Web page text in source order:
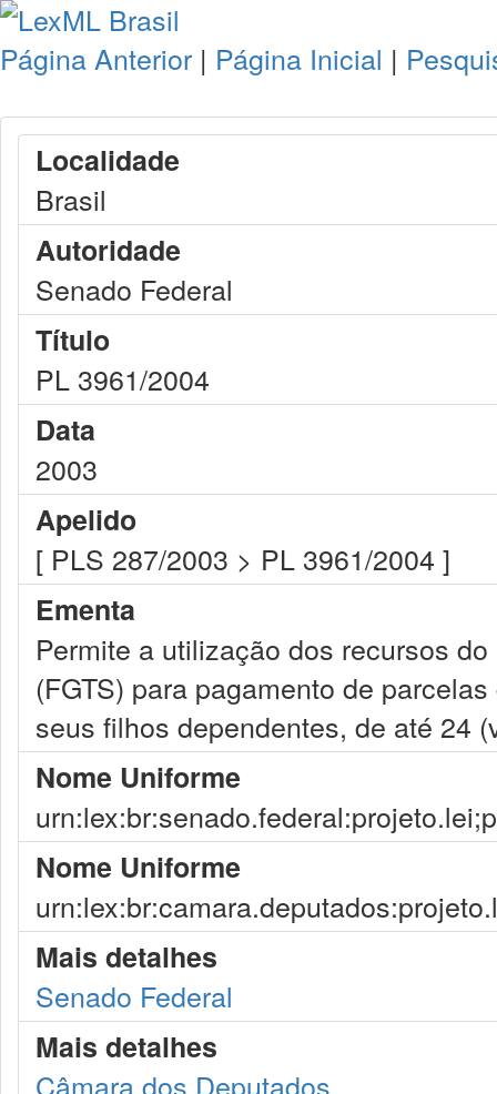
Página Anterior | Página Inicial |
Localidade
Brasil
Autoridade
Senado Federal
Título
PL 3961/2004
Data
2003
Apelido
[ PLS 287/2003 > PL 3961/2004 ]
Ementa
Permite a utilização dos recursos
(FGTS) para pagamento de
seus filhos dependentes, de até 24
Nome Uniforme
Nome Uniforme
Mais detalhes
Senado Federal
Mais detalhes
Câmara dos Deputados